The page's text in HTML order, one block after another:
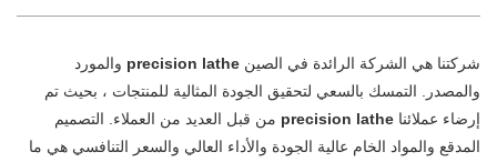
شركتنا هي الشركة الرائدة في الصين precision lathe والمورد
والمصدر. التمسك بالسعي لتحقيق الجودة المثالية للمنتجات ، بحيث تم
إرضاء عملائنا precision lathe من قبل العديد من العملاء. التصميم
المدقع والمواد الخام عالية الجودة والأداء العالي والسعر التنافسي هي ما